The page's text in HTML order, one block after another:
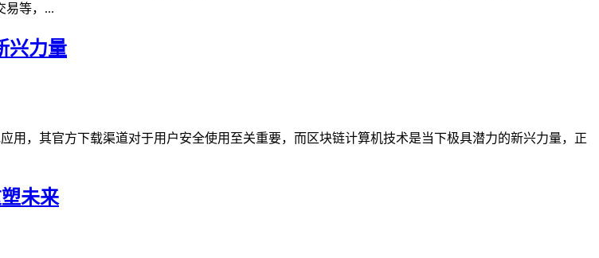
易等，...
兴力量
用，其官方下载渠道对于用户安全使用至关重要，而区块链计算机技术是当下极具潜力的新兴力量，正
未来